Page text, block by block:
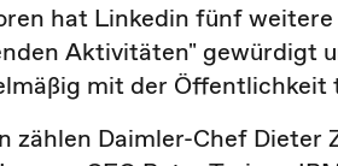
hat Linkedin fünf
Aktivitäten" gewürdigt
mit der Öffentlichkeit
zählen Daimler-Chef